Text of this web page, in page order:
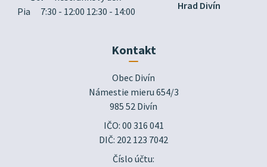
Pia
7:30 - 12:00 12:30 - 14:00
Hrad Divín
Kontakt
Obec Divín
Námestie mieru 654/3
985 52 Divín
IČO: 00 316 041
DIČ: 202 123 7042
Číslo účtu: